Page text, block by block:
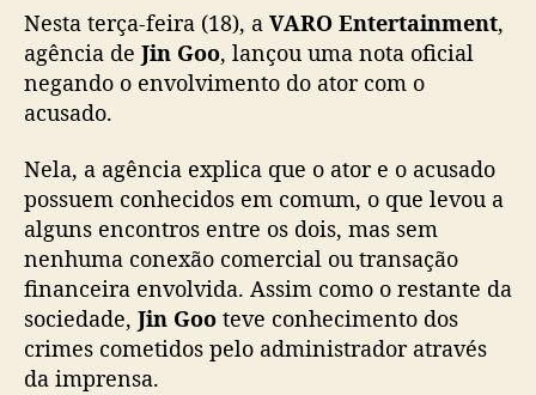
m
e
n
e
c
a
s
o
d
e
Nesta terça-feira (18), a VARO Entertainment,
agência de Jin Goo, lançou uma nota oficial
negando o envolvimento do ator com o
acusado.
Nela, a agência explica que o ator e o acusado
possuem conhecidos em comum, o que levou a
alguns encontros entre os dois, mas sem
nenhuma conexão comercial ou transação
financeira envolvida. Assim como o restante da
sociedade, Jin Goo teve conhecimento dos
crimes cometidos pelo administrador através
da imprensa.